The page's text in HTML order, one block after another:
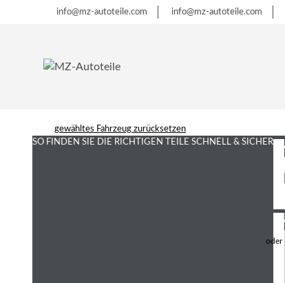
info@mz-autoteile.com info@mz-autoteile.com
gewähltes Fahrzeug zurücksetzen
SO FINDEN SIE DIE RICHTIGEN TEILE SCHNELL & SICHER